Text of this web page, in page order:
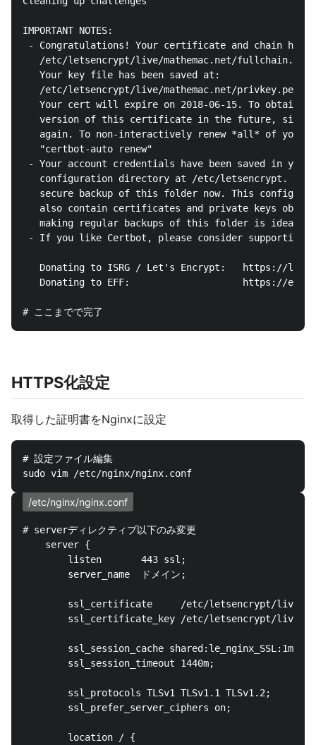
IMPORTANT NOTES:
- Congratulations! Your certificate and chain have
   /etc/letsencrypt/live/mathemac.net/fullchain.pem
   Your key file has been saved at:
   /etc/letsencrypt/live/mathemac.net/privkey.pem
Your cert will expire on 2018-06-15. To obtain a
version of this certificate in the future,
again. To non-interactively renew *all* of your
   "certbot-auto renew"
- Your account credentials have been saved in your
configuration directory at /etc/letsencrypt. You
secure backup of this folder now. This
also contain certificates and private keys
   making regular backups of this folder is ideal.
- If you like Certbot, please consider supporting
Donating to ISRG / Let's Encrypt:   https://
Donating to EFF:                    https://
HTTPS化設定
取得した証明書をNginxに設定
# 設定ファイル編集
/etc/nginx/nginx.conf
# serverディレクティブ以下のみ変更
    server {
        listen       443 ssl;
        server_name  ドメイン;
ssl_certificate     /etc/letsencrypt/live/
ssl_certificate_key /etc/letsencrypt/live/
        ssl_session_cache shared:le_nginx_SSL:1m;
        ssl_session_timeout 1440m;
        ssl_protocols TLSv1 TLSv1.1 TLSv1.2;
        ssl_prefer_server_ciphers on;
        location / {